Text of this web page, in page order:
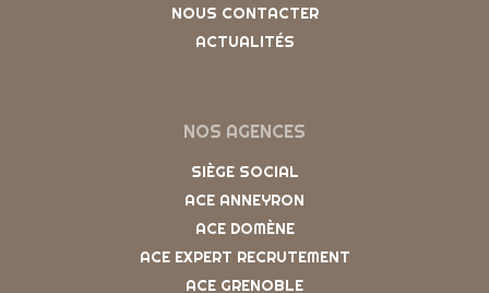
NOUS CONTACTER
ACTUALITÉS
NOS AGENCES
SIÈGE SOCIAL
ACE ANNEYRON
ACE DOMÈNE
ACE EXPERT RECRUTEMENT
ACE GRENOBLE